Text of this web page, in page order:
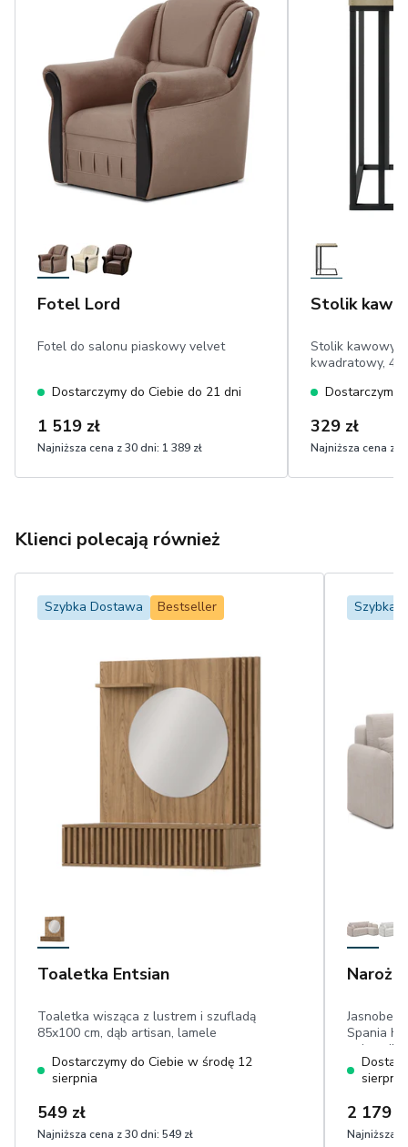
Fotel Lord
Fotel do salonu piaskowy velvet
Dostarczymy do Ciebie do 21 dni
1 519 zł
Najniższa cena z 30 dni: 1 389 zł
Stolik
Stolik kawowy
kwadratowy,
Dostarczymy
329 zł
Najniższa cena z
Klienci polecają również
Szybka Dostawa Bestseller
Toaletka Entsian
Toaletka wisząca z lustrem i szufladą
85x100 cm, dąb artisan, lamele
Dostarczymy do Ciebie w środę 12
sierpnia
549 zł
Najniższa cena z 30 dni: 549 zł
Szybka
Spania
poduszki
sierpnia
2 179
Najniższa